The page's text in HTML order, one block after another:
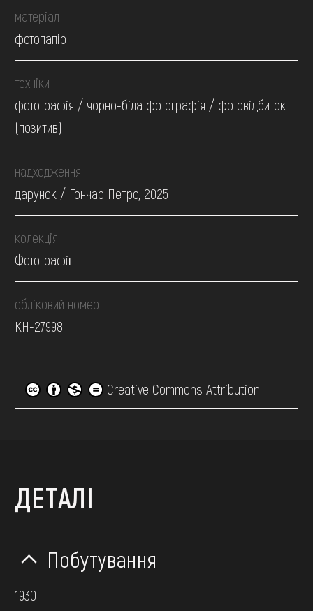
матеріал
фотопапір
техніки
фотографія / чорно-біла фотографія / фотовідбиток
(позитив)
надходження
дарунок / Гончар Петро, 2025
колекція
Фотографії
обліковий номер
КН-27998
Creative Commons Attribution
ДЕТАЛІ
Побутування
1930